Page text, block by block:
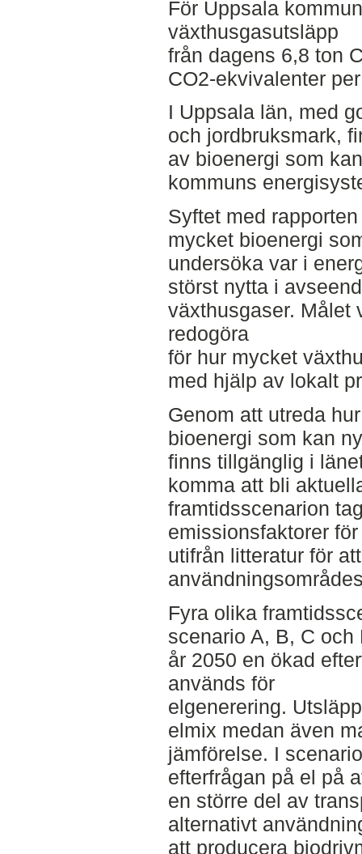
För Uppsala
växthusgasutsläpp
från dagens 6,8 ton
CO2-ekvivalenter
I Uppsala län, med
och jordbruksmark,
av bioenergi som
kommuns
Syftet med
mycket bioenergi
undersöka var i
störst nytta i
växthusgaser. Målet
redogöra
för hur mycket
med hjälp av lokalt
Genom att utreda
bioenergi som kan
finns tillgänglig i
komma att bli
framtidsscenarion
emissionsfaktorer
utifrån litteratur för
Fyra olika
scenario A, B, C och
år 2050 en ökad
används för
elgenerering.
elmix medan även
jämförelse. I
efterfrågan på el på
en större del av
alternativt
att producera